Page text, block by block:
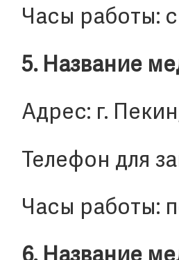
Часы работы:
5. Название
Адрес: г.
Телефон для
Часы работы: